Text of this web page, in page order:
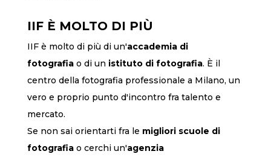
IIF È MOLTO DI PIÙ
IIF è molto di più di un'accademia di
fotografiao di un istituto di fotografia. È il
centro della fotografia professionale a Milano, un
vero e proprio punto d'incontro fra talento e
mercato.
Se non sai orientarti fra le migliori scuole di
fotografiao cerchi un'agenzia